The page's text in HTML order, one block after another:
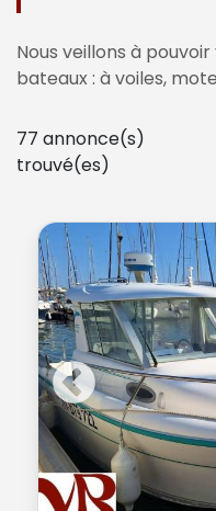
Nous veillons à
bateaux : à voiles,
77 annonce(s)
trouvé(es)